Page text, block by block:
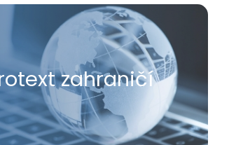
zahraničí